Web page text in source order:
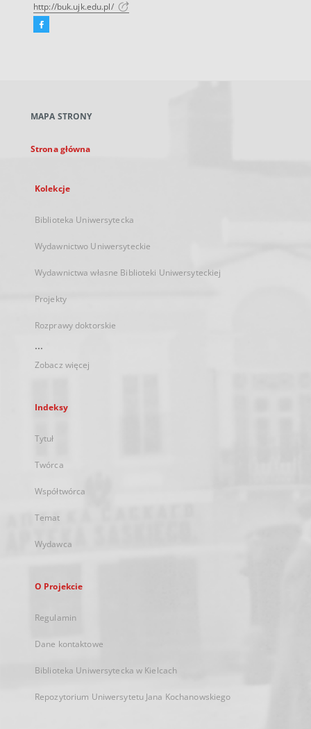
http://buk.ujk.edu.pl/
Facebook
karcie
MAPA STRONY
Strona główna
Kolekcje
Biblioteka Uniwersytecka
Wydawnictwo Uniwersyteckie
Wydawnictwa własne Biblioteki Uniwersyteckiej
Projekty
Rozprawy doktorskie
...
Zobacz więcej
Indeksy
Tytuł
Twórca
Współtwórca
Temat
Wydawca
O Projekcie
Regulamin
Dane kontaktowe
Biblioteka Uniwersytecka w Kielcach
Repozytorium Uniwersytetu Jana Kochanowskiego